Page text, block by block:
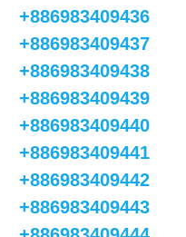
+886983409436
+886983409437
+886983409438
+886983409439
+886983409440
+886983409441
+886983409442
+886983409443